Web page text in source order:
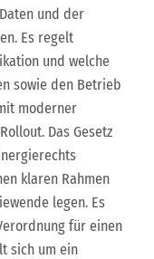
und der
Es regelt
und welche
sowie den Betrieb
moderner
Das Gesetz
klaren Rahmen
legen. Es
für einen
sich um ein